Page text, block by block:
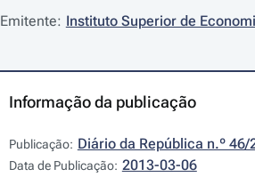
Emitente: Instituto Superior de
Informação da publicação
Publicação: Diário da República n.º
Data de Publicação: 2013-03-06